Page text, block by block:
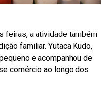
feiras, a atividade também
familiar. Yutaca Kudo,
e acompanhou de
comércio ao longo dos